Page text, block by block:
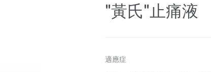
"黃氏"止痛液
適應症